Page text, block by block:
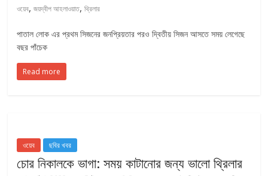
ওয়েব,জয়দ্বীপ আহলাওয়াত,থ্রিলার
পাতাল লোক এর প্রথম সিজনের জনপ্রিয়তার পরও দ্বিতীয় সিজন আসতে সময় লেগেছে
বছর পাঁচেক
Read more
ওয়েব ছবির খবর
চোর নিকালকে ভাগা: সময় কাটানোর জন্য ভালো থ্রিলার